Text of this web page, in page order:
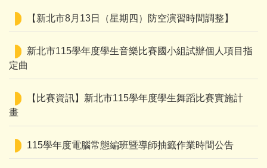
【新北市8月13日（星期四）防空演習時間調整】
新北市115學年度學生音樂比賽國小組試辦個人項目指
定曲
【比賽資訊】新北市115學年度學生舞蹈比賽實施計
畫
115學年度電腦常態編班暨導師抽籤作業時間公告